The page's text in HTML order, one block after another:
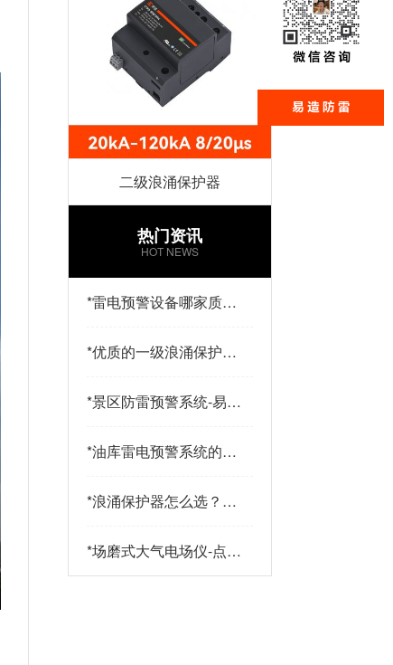
二级浪涌保护器
热门资讯
HOT NEWS
*雷电预警设备哪家质量
*优质的一级浪涌保护器
防雷
*景区防雷预警系统-易造
*油库雷电预警系统的传
看-易造
*浪涌保护器怎么选？三
策略助您精准选型-易造
*场磨式大气电场仪-点击
了解更多-易造